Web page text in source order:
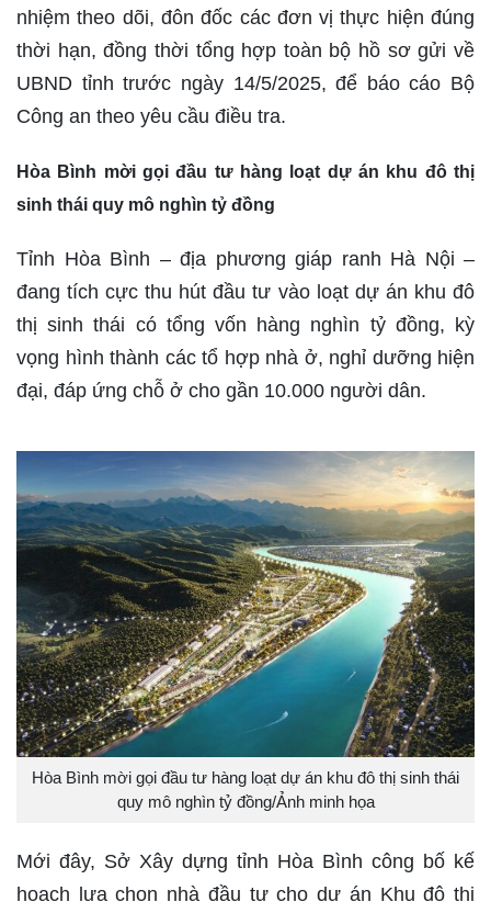
nhiệm theo dõi, đôn đốc các đơn vị thực hiện đúng
thời hạn, đồng thời tổng hợp toàn bộ hồ sơ gửi về
UBND tỉnh trước ngày 14/5/2025, để báo cáo Bộ
Công an theo yêu cầu điều tra.
Hòa Bình mời gọi đầu tư hàng loạt dự án khu đô thị
sinh thái quy mô nghìn tỷ đồng
Tỉnh Hòa Bình – địa phương giáp ranh Hà Nội –
đang tích cực thu hút đầu tư vào loạt dự án khu đô
thị sinh thái có tổng vốn hàng nghìn tỷ đồng, kỳ
vọng hình thành các tổ hợp nhà ở, nghỉ dưỡng hiện
đại, đáp ứng chỗ ở cho gần 10.000 người dân.
Hòa Bình mời gọi đầu tư hàng loạt dự án khu đô thị sinh thái
quy mô nghìn tỷ đồng/Ảnh minh họa
Mới đây, Sở Xây dựng tỉnh Hòa Bình công bố kế
hoạch lựa chọn nhà đầu tư cho dự án Khu đô thị